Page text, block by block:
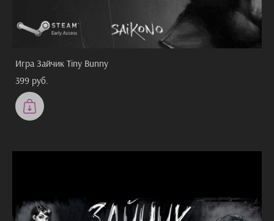
Игра Зайчик Tiny Bunny
399 pуб.